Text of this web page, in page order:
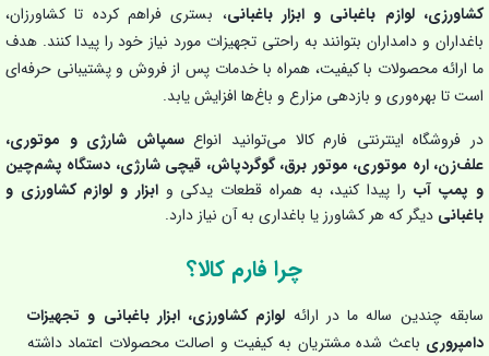
کشاورزی، لوازم باغبانی و ابزار باغبانی، بستری فراهم کرده تا کشاورزان،
باغداران و دامداران بتوانند به راحتی تجهیزات مورد نیاز خود را پیدا کنند. هدف
ما ارائه محصولات با کیفیت، همراه با خدمات پس از فروش و پشتیبانی حرفه‌ای
است تا بهره‌وری و بازدهی مزارع و باغ‌ها افزایش یابد.
در فروشگاه اینترنتی فارم کالا می‌توانید انواعسمپاش شارژی و موتوری،
علف‌زن، اره موتوری، موتور برق، گوگردپاش، قیچی شارژی، دستگاه پشم‌چین
و پمپ آب را پیدا کنید، به همراه قطعات یدکی وابزار و لوازم کشاورزی و
باغبانی دیگر که هر کشاورز یا باغداری به آن نیاز دارد.
چرا فارم کالا؟
سابقه چندین ساله ما در ارائه لوازم کشاورزی، ابزار باغبانی و تجهیزات
دامپروری باعث شده مشتریان به کیفیت و اصالت محصولات اعتماد داشته